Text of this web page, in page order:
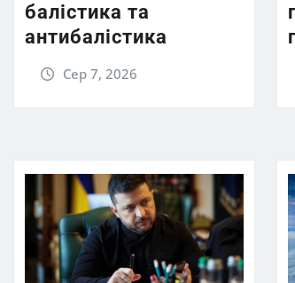
балістика та
антибалістика
Сер 7, 2026